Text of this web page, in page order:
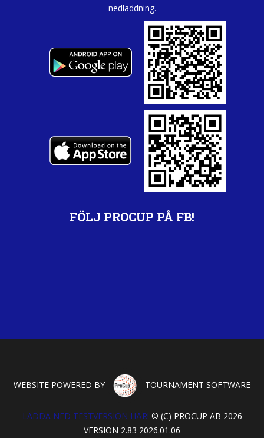
nedladdning.
FÖLJ PROCUP PÅ FB!
WEBSITE POWERED BY TOURNAMENT SOFTWARE
LADDA NED TESTVERSION HÄR! © (C) PROCUP AB 2026
VERSION 2.83 2026.01.06